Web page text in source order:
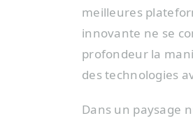
meilleures
innovante ne se
profondeur la
des technologies
Dans un paysage